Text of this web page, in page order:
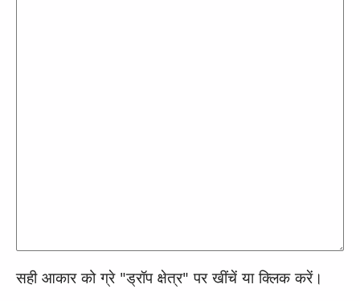
सही आकार को ग्रे "ड्रॉप क्षेत्र" पर खींचें या क्लिक करें।